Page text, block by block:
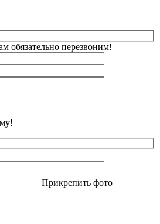
обязательно перезвоним!
Прикрепить фото